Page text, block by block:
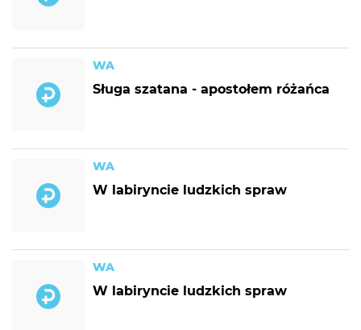
WA
Sługa szatana - apostołem różańca
WA
W labiryncie ludzkich spraw
WA
W labiryncie ludzkich spraw